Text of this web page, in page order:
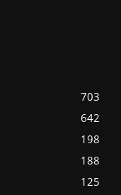
703
642
198
188
125